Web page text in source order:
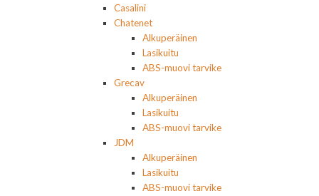
Casalini
Chatenet
Alkuperäinen
Lasikuitu
ABS-muovi tarvike
Grecav
Alkuperäinen
Lasikuitu
ABS-muovi tarvike
JDM
Alkuperäinen
Lasikuitu
ABS-muovi tarvike